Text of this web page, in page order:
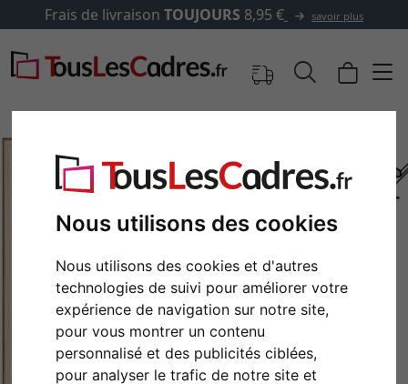
Nous utilisons des cookies
Nous utilisons des cookies et d'autres
technologies de suivi pour améliorer votre
expérience de navigation sur notre site,
pour vous montrer un contenu
personnalisé et des publicités ciblées,
pour analyser le trafic de notre site et
Frais de livraison TOUJOURS 8,95 € savoir plus
Retour